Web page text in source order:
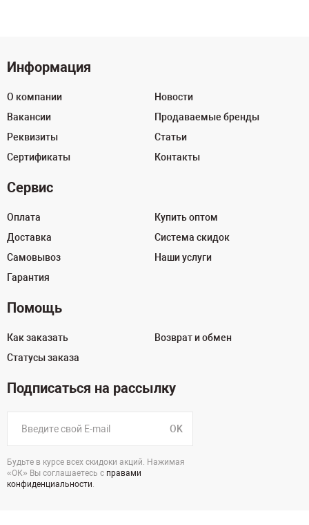
Информация
О компании
Вакансии
Реквизиты
Сертификаты
Новости
Продаваемые бренды
Статьи
Контакты
Сервис
Оплата
Доставка
Самовывоз
Гарантия
Купить оптом
Система скидок
Наши услуги
Помощь
Как заказать
Статусы заказа
Возврат и обмен
Подписаться на рассылку
OK
Будьте в курсе всех скидоки акций. Нажимая
«ОК» Вы соглашаетесь с правами
конфиденциальности.